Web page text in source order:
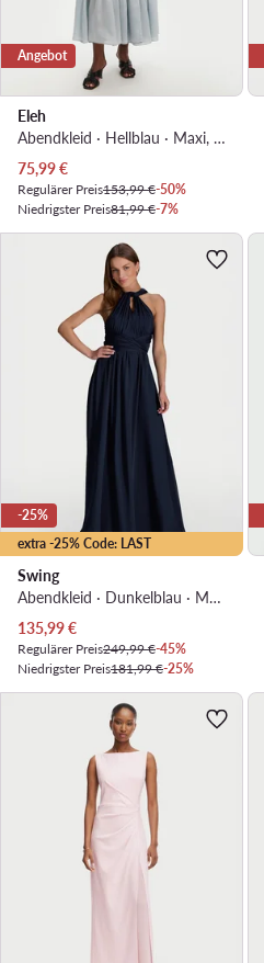
Angebot
Eleh
Abendkleid · Hellblau · Maxi, Asymmetrisch
Aktueller Preis
75,99€
Regulärer Preis153,99 €-50%
Niedrigster Preis81,99 €-7%
extra -25% Code: LAST
-25%
Swing
Abendkleid · Dunkelblau · Maxi, Asymmetrisch
Aktueller Preis
135,99€
Regulärer Preis249,99 €-45%
Niedrigster Preis181,99 €-25%